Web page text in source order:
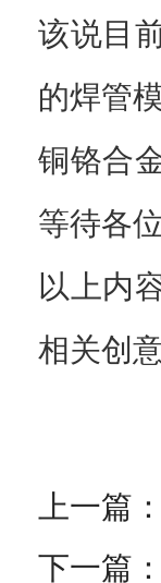
该说目
的焊管
铜铬合
等待各
以上内
相关创
上一篇：
下一篇：